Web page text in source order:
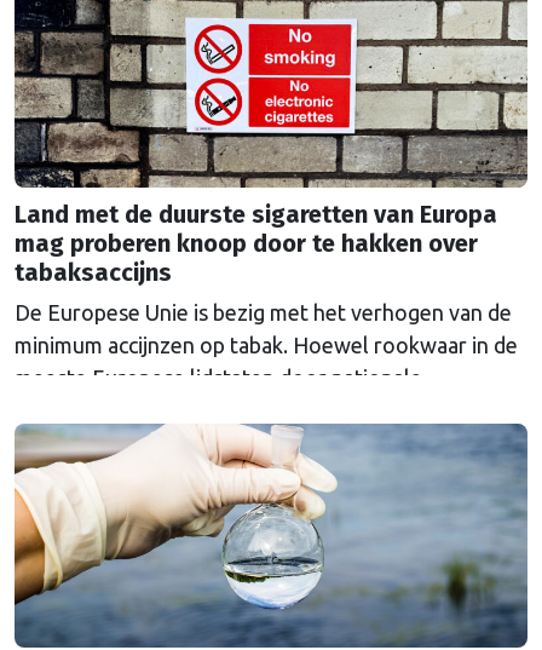
batterij-, staal-, chemische en textielindustrie. Voor
het eerst is er ook …Continued
Land met de duurste sigaretten van Europa
mag proberen knoop door te hakken over
tabaksaccijns
De Europese Unie is bezig met het verhogen van de
minimum accijnzen op tabak. Hoewel rookwaar in de
meeste Europese lidstaten door nationale
moet een ondergrens de prijzen in Europa
gelijktrekken en het doel van een rookvrije generatie
in 2040 dichterbij brengen.